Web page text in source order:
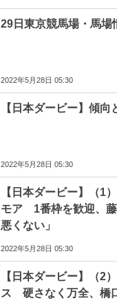
29日東京競馬場・馬場
2022年5月28日 05:30
【日本ダービー】傾向
2022年5月28日 05:30
【日本ダービー】（1
モア 1番枠を歓迎、
悪くない」
2022年5月28日 05:30
【日本ダービー】（2
ス 硬さなく万全、橋